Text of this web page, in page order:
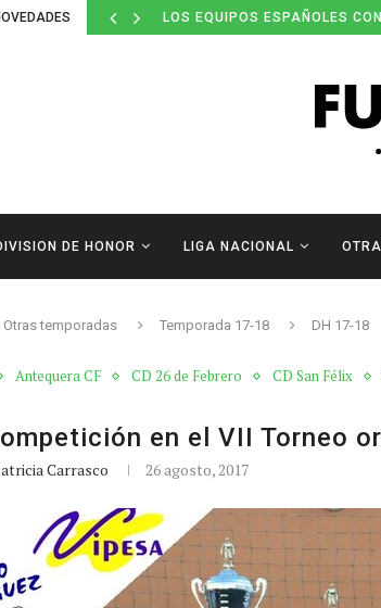
LOS EQUIPOS ESPAÑOLES
DE HONOR LIGA NACIONAL
Otras temporadas Temporada 17-18 DH 17-18
Antequera CF CD 26 de Febrero CD San Félix
en el VII Torneo
Carrasco 26 agosto, 2017